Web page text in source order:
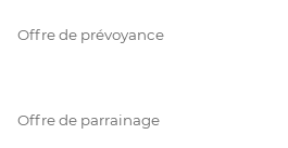
Offre de prévoyance
Offre de parrainage